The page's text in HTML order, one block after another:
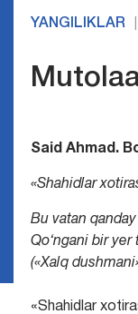
YANGILIKLAR
Said Ahmad.
«Shahidlar
Bu vatan
Qo‘ngani bir
(«Xalq
«Shahidlar